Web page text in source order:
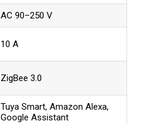
AC 90–250 V
10 A
ZigBee 3.0
Tuya Smart, Amazon Alexa,
Google Assistant